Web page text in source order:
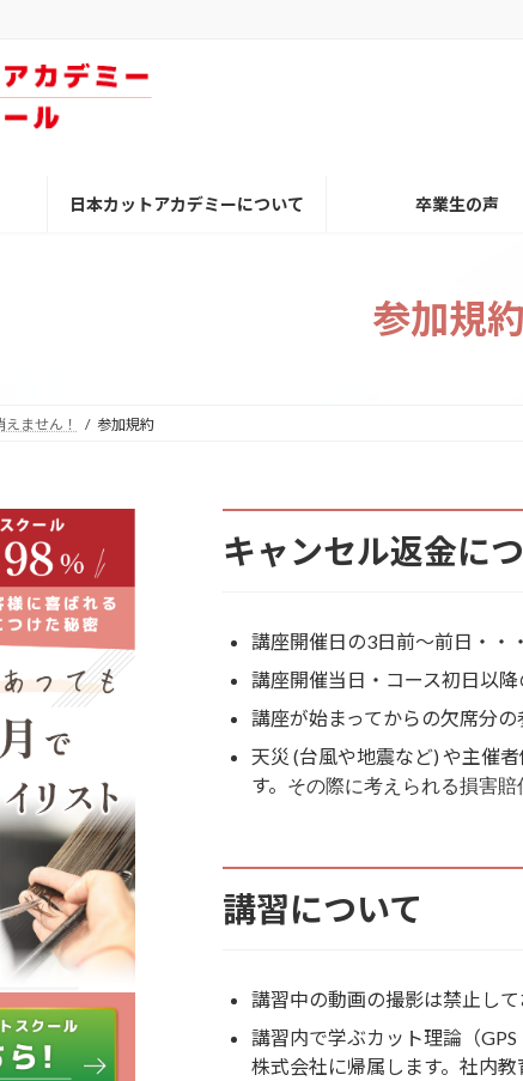
日本カットアカデミーについて 卒業生の声
参加規約
ません！ 参加規約
キャンセル返金に
講座開催日の3日前～前日・・
講座開催当日・コース初日以
講座が始まってからの欠席分
天災 (台風や地震など) や主催
す。
その際に考えられる損害
講習について
講習中の動画の撮影は禁止して
講習内で学ぶカット理論（
株式会社に帰属します。社内